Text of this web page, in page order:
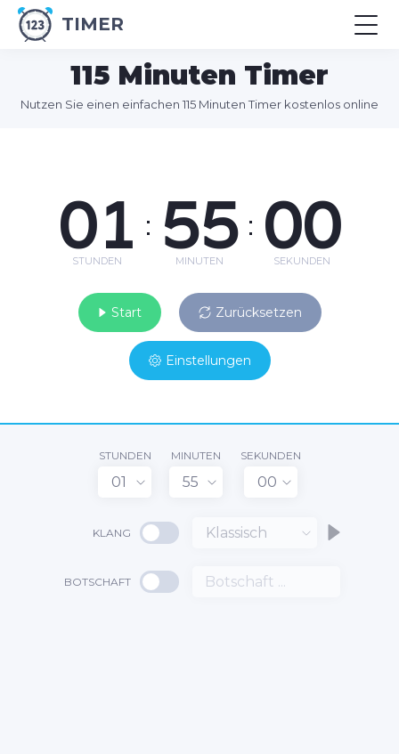
TIMER
115 Minuten Timer
Nutzen Sie einen einfachen 115 Minuten Timer kostenlos online
01
STUNDEN
: 55
MINUTEN
: 00
SEKUNDEN
Start Zurücksetzen
Einstellungen
STUNDEN
01
MINUTEN
55
SEKUNDEN
00
KLANG Klassisch
BOTSCHAFT